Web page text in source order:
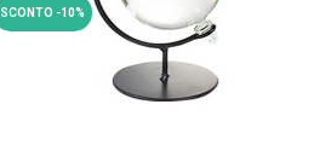
SCONTO -10%